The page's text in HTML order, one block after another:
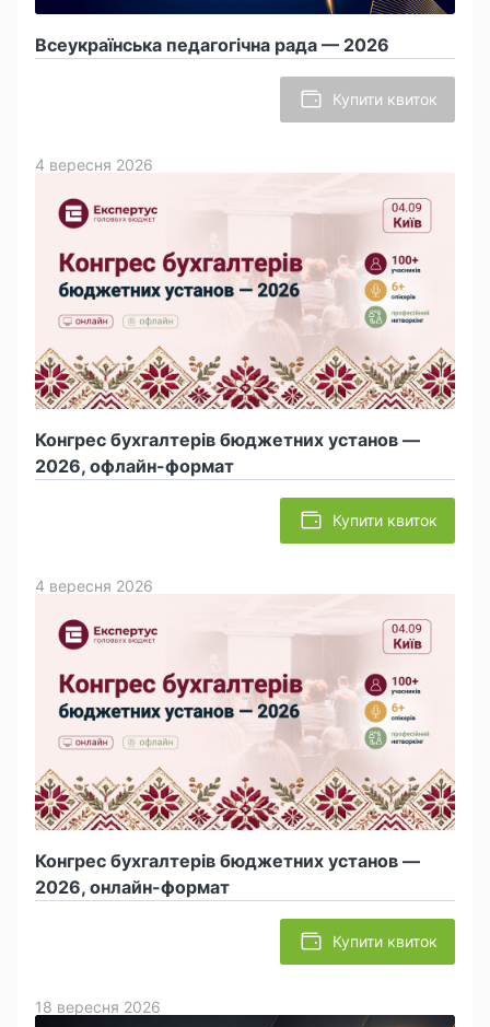
Всеукраїнська педагогічна рада — 2026
Купити квиток
Конгрес бухгалтерів бюджетних установ —
2026, офлайн-формат
4 вересня 2026
Купити квиток
Конгрес бухгалтерів бюджетних установ —
2026, онлайн-формат
4 вересня 2026
Купити квиток
18 вересня 2026